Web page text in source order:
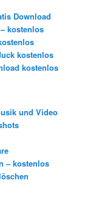
Download
kostenlos
kostenlos
kostenlos
und Video
– kostenlos